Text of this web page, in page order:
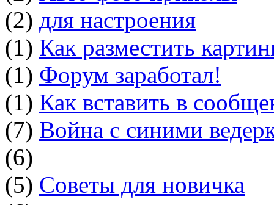
(2) для настроения
(1) Как разместить
(1) Форум заработал!
(1) Как вставить в
(7) Война с синими
(6)
(5) Советы для новичка